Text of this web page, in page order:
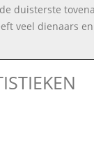
duisterste
veel dienaars